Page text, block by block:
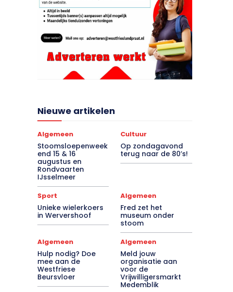
Nieuwe artikelen
Algemeen
Stoomsloepenweek
end 15 & 16
augustus en
Rondvaarten
IJsselmeer
Cultuur
Op zondagavond
terug naar de 80’s!
Sport
Unieke wielerkoers
in Wervershoof
Algemeen
Fred zet het
museum onder
stoom
Algemeen
Hulp nodig? Doe
mee aan de
Westfriese
Beursvloer
Algemeen
Meld jouw
organisatie aan
voor de
Vrijwilligersmarkt
Medemblik